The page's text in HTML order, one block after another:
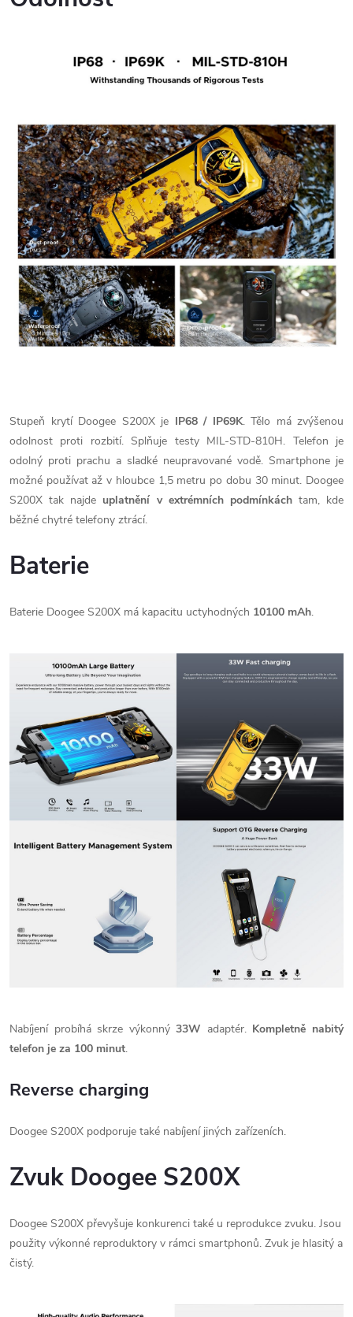
Stupeň krytí Doogee S200X je IP68 / IP69K. Tělo má zvýšenou
odolnost proti rozbití. Splňuje testy MIL-STD-810H. Telefon je
odolný proti prachu a sladké neupravované vodě. Smartphone je
možné používat až v hloubce 1,5 metru po dobu 30 minut. Doogee
S200X tak najde uplatnění v extrémních podmínkáchtam, kde
běžné chytré telefony ztrácí.
Baterie
Baterie Doogee S200X má kapacitu uctyhodných 10100 mAh.
Nabíjení probíhá skrze výkonný33W adaptér. Kompletně nabitý
telefon je za 100 minut.
Reverse charging
Doogee S200X podporuje také nabíjení jiných zařízeních.
Zvuk Doogee S200X
Doogee S200X převyšuje konkurenci také u reprodukce zvuku. Jsou
použity výkonné reproduktory v rámci smartphonů. Zvuk je hlasitý a
čistý.